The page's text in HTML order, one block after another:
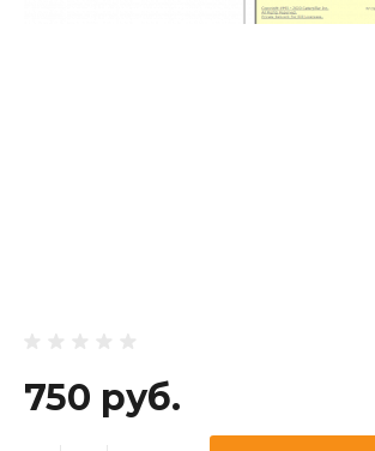
750 руб.